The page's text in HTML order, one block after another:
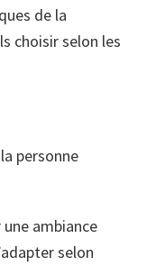
de la
choisir selon les
personne
ambiance
selon